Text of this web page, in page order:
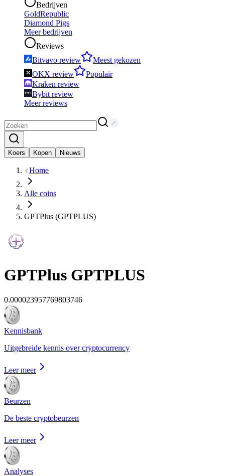
Bedrijven
GoldRepublic
Diamond Pigs
Meer bedrijven
Reviews
Bitvavo review
Meest gekozen
OKX review
Populair
Kraken review
Bybit review
Meer reviews
Koers Kopen Nieuws
Home
Alle coins
GPTPlus (GPTPLUS)
GPTPlus GPTPLUS
0.000023957769803746
Kennisbank
Uitgebreide kennis over cryptocurrency
Leer meer
Beurzen
De beste cryptobeurzen
Leer meer
Analyses